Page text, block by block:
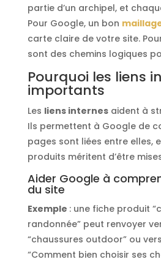
partie d’un archipel, et
Pour Google, un bon
carte claire de votre site.
sont des chemins logiques
Pourquoi les liens
importants
Les liens internesaident à
Ils permettent à Google de
pages sont liées entre elles,
produits méritent d’être
Aider Google à
du site
Exemple : une fiche produit
randonnée” peut renvoyer
“chaussures outdoor” ou
“Comment bien choisir ses